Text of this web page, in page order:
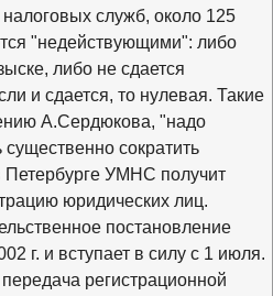
служб, около 125
"недействующими": либо
либо не сдается
и сдается, то нулевая. Такие
А.Сердюкова, "надо
сократить
Петербурге УМНС получит
юридических лиц.
постановление
г. и вступает в силу с 1 июля.
регистрационной